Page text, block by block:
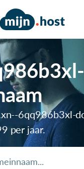
6qq986b3xl-
per jaar.